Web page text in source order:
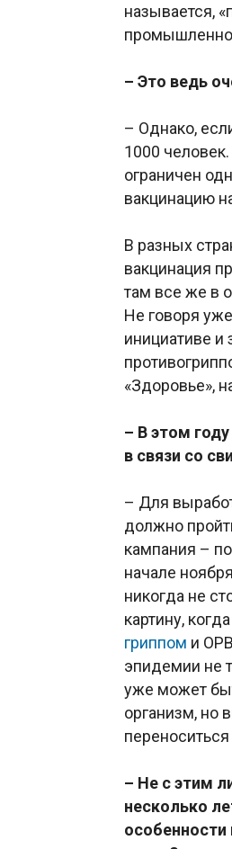
называется,
– Это ведь
– Однако,
1000
ограничен
вакцинацию
В разных
вакцинация
там все же в
Не говоря
инициативе и
«Здоровье»,
– В этом
в связи со
– Для
должно
кампания –
начале
никогда не
картину,
гриппом и
эпидемии не
уже может
организм, но
– Не с этим
несколько
особенности